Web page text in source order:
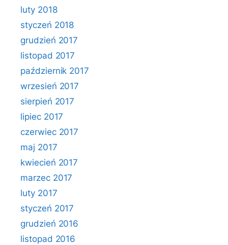
luty 2018
styczeń 2018
grudzień 2017
listopad 2017
październik 2017
wrzesień 2017
sierpień 2017
lipiec 2017
czerwiec 2017
maj 2017
kwiecień 2017
marzec 2017
luty 2017
styczeń 2017
grudzień 2016
listopad 2016